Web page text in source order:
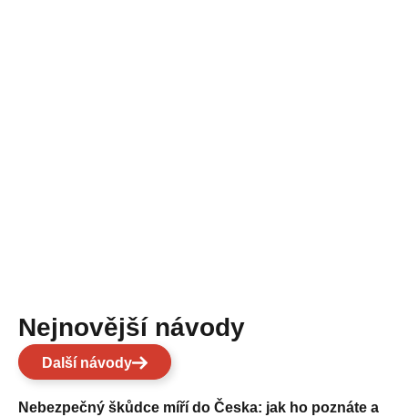
Nejnovější návody
Další návody
Nebezpečný škůdce míří do Česka: jak ho poznáte a